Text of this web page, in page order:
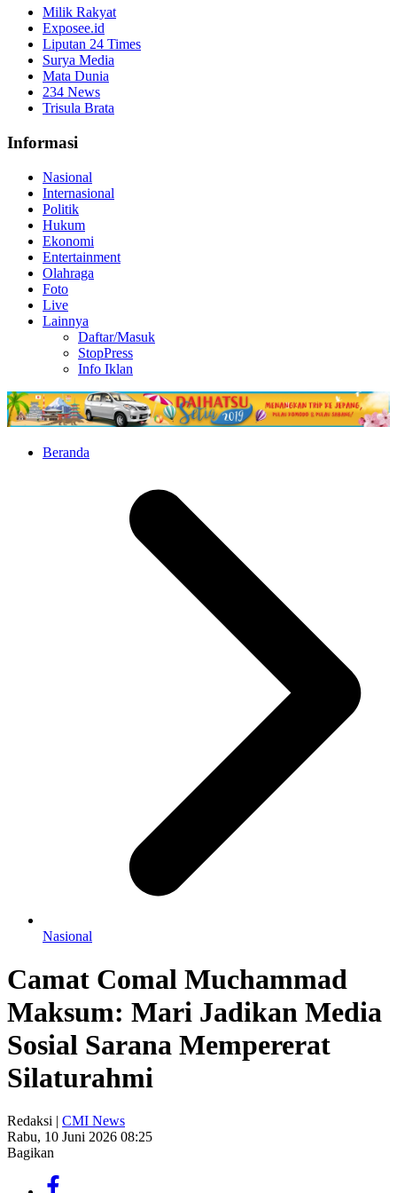
Milik Rakyat
Exposee.id
Liputan 24 Times
Surya Media
Mata Dunia
234 News
Trisula Brata
Informasi
Nasional
Internasional
Politik
Hukum
Ekonomi
Entertainment
Olahraga
Foto
Live
Lainnya
Daftar/Masuk
StopPress
Info Iklan
Beranda
Nasional
Camat Comal Muchammad
Maksum: Mari Jadikan Media
Sosial Sarana Mempererat
Silaturahmi
Redaksi | CMI News
Rabu, 10 Juni 2026 08:25
Bagikan